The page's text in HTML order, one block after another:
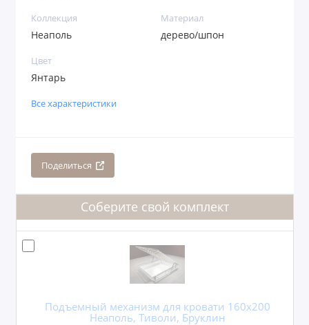
Коллекция
Неаполь
Материал
дерево/шпон
Цвет
Янтарь
Все характеристики
Поделиться
Соберите свой комплект
Подъемный механизм для кровати 160x200
Неаполь, Тиволи, Бруклин